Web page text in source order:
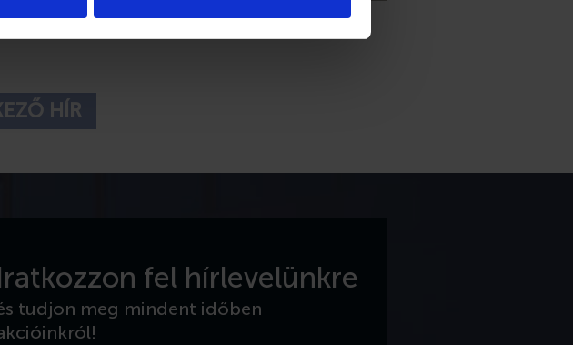
HÍR
fel hírlevelünkre
tudjon meg mindent időben